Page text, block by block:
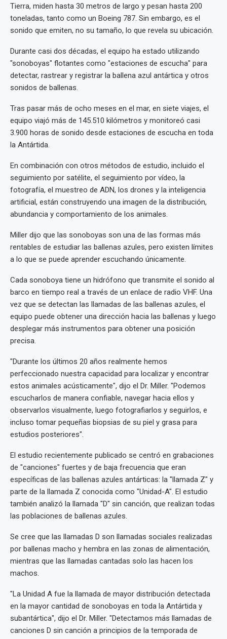
Tierra, miden hasta 30 metros de largo y pesan hasta 200
toneladas, tanto como un Boeing 787. Sin embargo, es el
sonido que emiten, no su tamaño, lo que revela su ubicación.
Durante casi dos décadas, el equipo ha estado utilizando
"sonoboyas" flotantes como "estaciones de escucha" para
detectar, rastrear y registrar la ballena azul antártica y otros
sonidos de ballenas.
Tras pasar más de ocho meses en el mar, en siete viajes, el
equipo viajó más de 145.510 kilómetros y monitoreó casi
3.900 horas de sonido desde estaciones de escucha en toda
la Antártida.
En combinación con otros métodos de estudio, incluido el
seguimiento por satélite, el seguimiento por vídeo, la
fotografía, el muestreo de ADN, los drones y la inteligencia
artificial, están construyendo una imagen de la distribución,
abundancia y comportamiento de los animales.
Miller dijo que las sonoboyas son una de las formas más
rentables de estudiar las ballenas azules, pero existen límites
a lo que se puede aprender escuchando únicamente.
Cada sonoboya tiene un hidrófono que transmite el sonido al
barco en tiempo real a través de un enlace de radio VHF. Una
vez que se detectan las llamadas de las ballenas azules, el
equipo puede obtener una dirección hacia las ballenas y luego
desplegar más instrumentos para obtener una posición
precisa.
"Durante los últimos 20 años realmente hemos
perfeccionado nuestra capacidad para localizar y encontrar
estos animales acústicamente", dijo el Dr. Miller. "Podemos
escucharlos de manera confiable, navegar hacia ellos y
observarlos visualmente, luego fotografiarlos y seguirlos, e
incluso tomar pequeñas biopsias de su piel y grasa para
estudios posteriores".
El estudio recientemente publicado se centró en grabaciones
de "canciones" fuertes y de baja frecuencia que eran
específicas de las ballenas azules antárticas: la "llamada Z" y
parte de la llamada Z conocida como "Unidad-A". El estudio
también analizó la llamada "D" sin canción, que realizan todas
las poblaciones de ballenas azules.
Se cree que las llamadas D son llamadas sociales realizadas
por ballenas macho y hembra en las zonas de alimentación,
mientras que las llamadas cantadas solo las hacen los
machos.
"La Unidad A fue la llamada de mayor distribución detectada
en la mayor cantidad de sonoboyas en toda la Antártida y
subantártica", dijo el Dr. Miller. "Detectamos más llamadas de
canciones D sin canción a principios de la temporada de